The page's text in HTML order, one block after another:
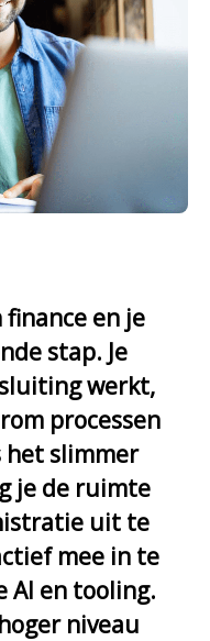
finance en je
stap. Je
werkt,
processen
het slimmer
je de ruimte
uit te
mee in te
AI en tooling.
niveau